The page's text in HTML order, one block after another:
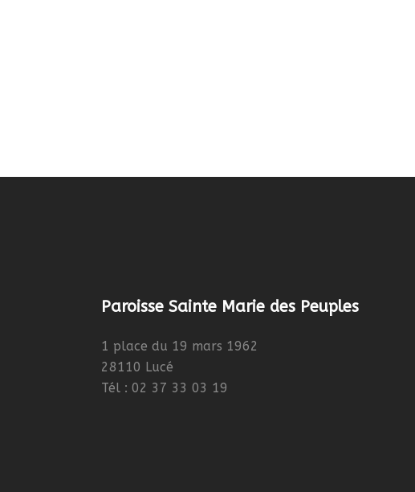
Paroisse Sainte Marie des Peuples
1 place du 19 mars 1962
28110 Lucé
Tél : 02 37 33 03 19